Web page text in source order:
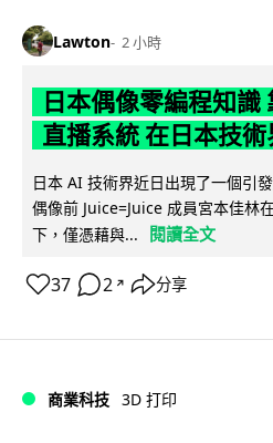
Lawton 2 小時
日本偶像零編程知識
直播系統 在日本技
日本 AI 技術界近日出現了一個引
偶像前 Juice=Juice 成員宮本佳林
下，僅憑藉與...
閱讀全文
37 2 ↗ 分享
商業科技 3D 打印